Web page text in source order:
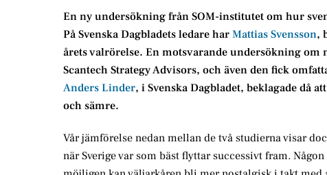
En ny undersökning från SOM-institutet om hur
På Svenska Dagbladets ledare har Mattias Svensson,
årets valrörelse. En motsvarande undersökning om
Scantech Strategy Advisors, och även den fick
Anders Linder, i Svenska Dagbladet, beklagade då
och sämre.
Vår jämförelse nedan mellan de två studierna visar
när Sverige var som bäst flyttar successivt fram.